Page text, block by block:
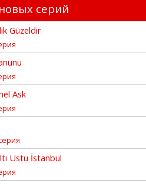
серий
Güzeldir
Ask
Ustu İstanbul